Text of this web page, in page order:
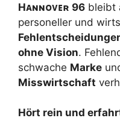
Hᴀɴɴᴏᴠᴇʀ 96 bleibt
personeller und
ohne Vision.
schwache Marke
Misswirtschaft
Hört rein und